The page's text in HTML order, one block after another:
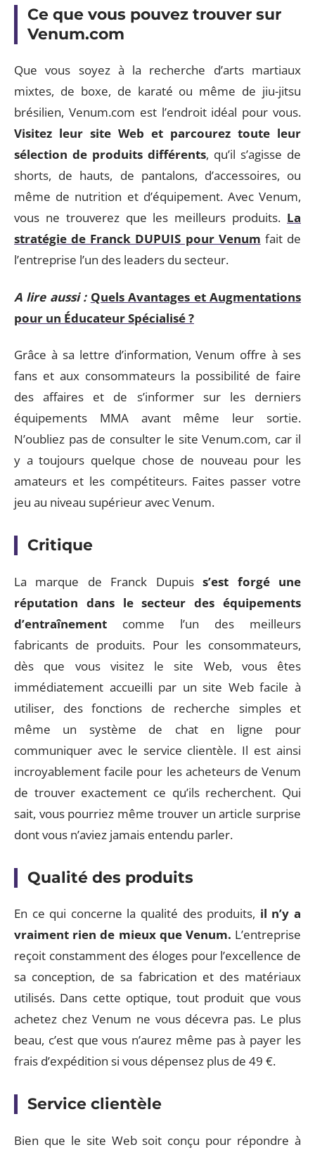
Ce que vous pouvez trouver sur
Venum.com
Que vous soyez à la recherche d’arts martiaux
mixtes, de boxe, de karaté ou même de jiu-jitsu
brésilien, Venum.com est l’endroit idéal pour vous.
Visitez leur site Web et parcourez toute leur
sélection de produits différents, qu’il s’agisse de
shorts, de hauts, de pantalons, d’accessoires, ou
même de nutrition et d’équipement. Avec Venum,
vous ne trouverez que les meilleurs produits. La
stratégie de Franck DUPUIS pour Venum fait de
l’entreprise l’un des leaders du secteur.
A lire aussi : Quels Avantages et Augmentations
pour un Éducateur Spécialisé ?
Grâce à sa lettre d’information, Venum offre à ses
fans et aux consommateurs la possibilité de faire
des affaires et de s’informer sur les derniers
équipements MMA avant même leur sortie.
N’oubliez pas de consulter le site Venum.com, car il
y a toujours quelque chose de nouveau pour les
amateurs et les compétiteurs. Faites passer votre
jeu au niveau supérieur avec Venum.
Critique
La marque de Franck Dupuiss’est forgé une
réputation dans le secteur des équipements
d’entraînement comme l’un des meilleurs
fabricants de produits. Pour les consommateurs,
dès que vous visitez le site Web, vous êtes
immédiatement accueilli par un site Web facile à
utiliser, des fonctions de recherche simples et
même un système de chat en ligne pour
communiquer avec le service clientèle. Il est ainsi
incroyablement facile pour les acheteurs de Venum
de trouver exactement ce qu’ils recherchent. Qui
sait, vous pourriez même trouver un article surprise
dont vous n’aviez jamais entendu parler.
Qualité des produits
En ce qui concerne la qualité des produits, il n’y a
vraiment rien de mieux que Venum. L’entreprise
reçoit constamment des éloges pour l’excellence de
sa conception, de sa fabrication et des matériaux
utilisés. Dans cette optique, tout produit que vous
achetez chez Venum ne vous décevra pas. Le plus
beau, c’est que vous n’aurez même pas à payer les
frais d’expédition si vous dépensez plus de 49 €.
Service clientèle
Bien que le site Web soit conçu pour répondre à